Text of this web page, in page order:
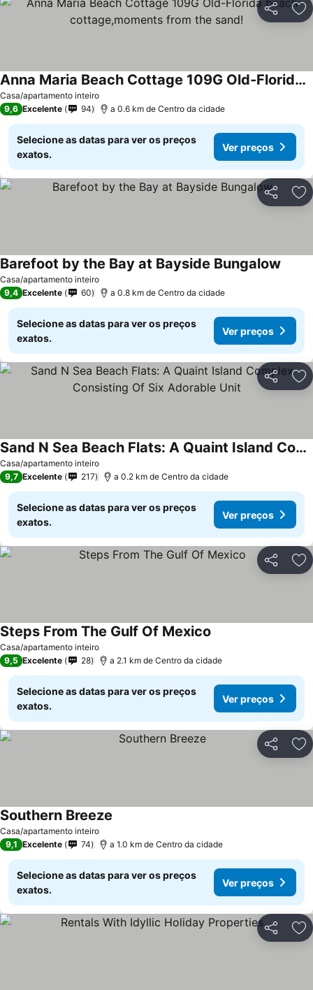
Partilhar
Casa/apartamento inteiro
Anna Maria Beach Cottage 109G Old-Florida beach cottage,moments from the sand!
Ver preços
9,6 Excelente 94 a 0.6 km de Centro da cidade
Selecione as datas para ver os preços
exatos.
Ver preços
Partilhar
Casa/apartamento inteiro
Barefoot by the Bay at Bayside Bungalow
9,4 Excelente 60 a 0.8 km de Centro da cidade
Selecione as datas para ver os preços
exatos.
Ver preços
Partilhar
Casa/apartamento inteiro
Sand N Sea Beach Flats: A Quaint Island Complex Consisting Of Six Adorable Unit
Ver preços
9,7 Excelente 217 a 0.2 km de Centro da cidade
Selecione as datas para ver os preços
exatos.
Ver preços
Partilhar
Casa/apartamento inteiro
Steps From The Gulf Of Mexico
9,5 Excelente 28 a 2.1 km de Centro da cidade
Selecione as datas para ver os preços
exatos.
Ver preços
Partilhar
Casa/apartamento inteiro
Southern Breeze
9,1 Excelente 74 a 1.0 km de Centro da cidade
Selecione as datas para ver os preços
exatos.
Ver preços
Partilhar